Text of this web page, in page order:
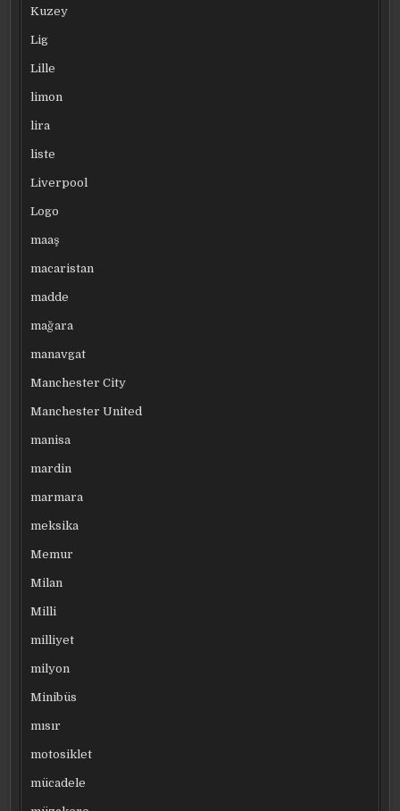
Kuzey
Lig
Lille
limon
lira
liste
Liverpool
Logo
maaş
macaristan
madde
mağara
manavgat
Manchester City
Manchester United
manisa
mardin
marmara
meksika
Memur
Milan
Milli
milliyet
milyon
Minibüs
mısır
motosiklet
mücadele